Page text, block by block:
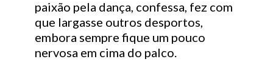
paixão pela dança, confessa, fez com
que largasse outros desportos,
embora sempre fique um pouco
nervosa em cima do palco.